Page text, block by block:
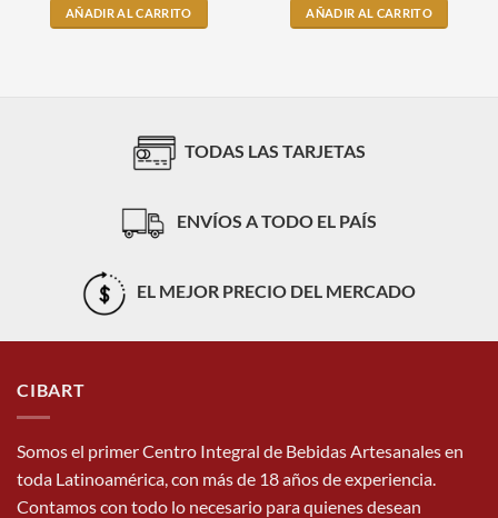
AÑADIR AL CARRITO AÑADIR AL CARRITO
TODAS LAS TARJETAS
ENVÍOS A TODO EL PAÍS
EL MEJOR PRECIO DEL MERCADO
CIBART
Somos el primer Centro Integral de Bebidas Artesanales en
toda Latinoamérica, con más de 18 años de experiencia.
Contamos con todo lo necesario para quienes desean